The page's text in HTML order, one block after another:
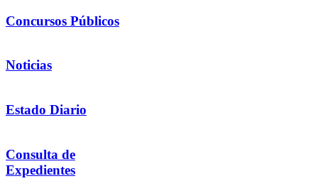
Concursos Públicos
Noticias
Estado Diario
Consulta de
Expedientes